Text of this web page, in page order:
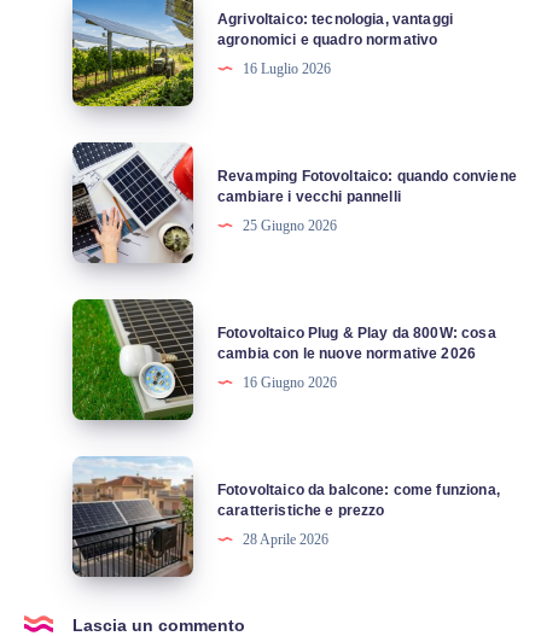
tecnologia,
vantaggi
agronomici
quadro
normativo
Agrivoltaico: tecnologia, vantaggi
agronomici e quadro normativo
16 Luglio 2026
Revamping
Fotovoltaico:
quando
conviene
cambiare
i
vecchi
pannelli
Revamping Fotovoltaico: quando conviene
cambiare i vecchi pannelli
25 Giugno 2026
Fotovoltaico
Plug
&
Play
800W:
cosa
cambia
con
Fotovoltaico Plug & Play da 800W: cosa
cambia con le nuove normative 2026
16 Giugno 2026
Fotovoltaico
da
balcone:
come
funziona,
caratteristiche
Fotovoltaico da balcone: come funziona,
caratteristiche e prezzo
28 Aprile 2026
Lascia un commento